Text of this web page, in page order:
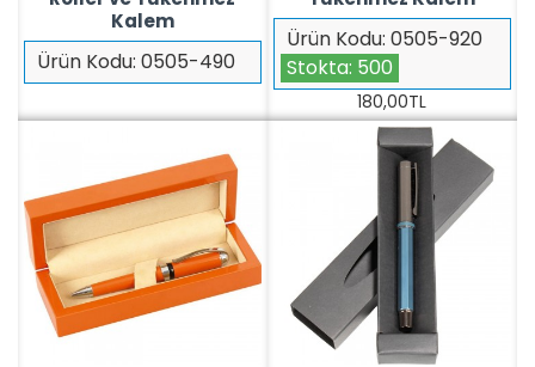
Ürün Kodu: 0505-490
Kalem
Ürün Kodu: 0505-920
Stokta: 500
180,00TL